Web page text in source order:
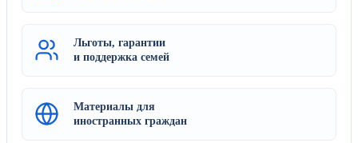
Льготы, гарантии
и поддержка семей
Материалы для
иностранных граждан